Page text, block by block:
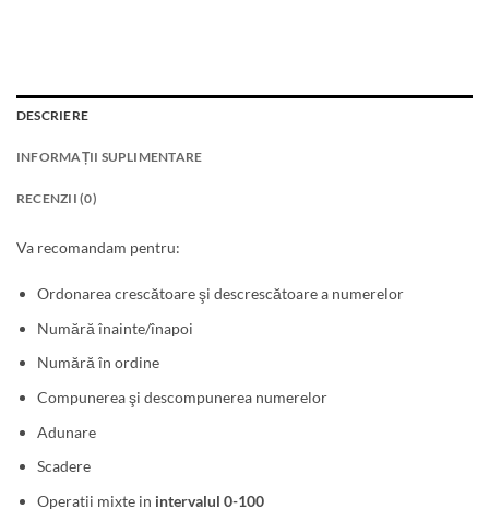
DESCRIERE
INFORMAȚII SUPLIMENTARE
RECENZII (0)
Va recomandam pentru:
Ordonarea crescătoare şi descrescătoare a numerelor
Numără înainte/înapoi
Numără în ordine
Compunerea şi descompunerea numerelor
Adunare
Scadere
Operatii mixte in intervalul 0-100